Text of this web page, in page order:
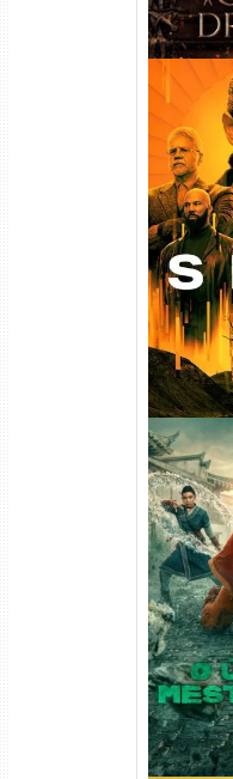
Silo 1ª
720p/
Avatar:
Ar 2ª
(2026)